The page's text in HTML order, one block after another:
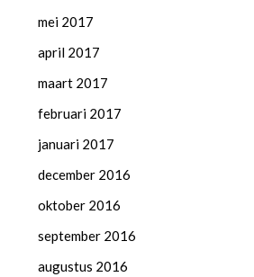
mei 2017
april 2017
maart 2017
februari 2017
januari 2017
december 2016
oktober 2016
september 2016
augustus 2016